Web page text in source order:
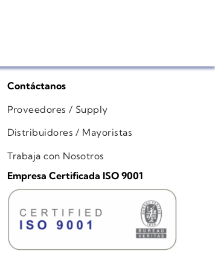
Contáctanos
Proveedores / Supply
Distribuidores / Mayoristas
Trabaja con Nosotros
Empresa Certificada ISO 9001